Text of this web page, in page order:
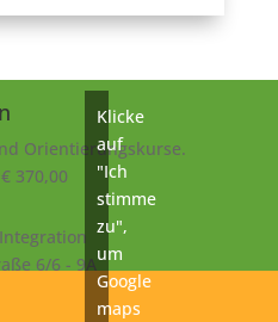
Orientierungskurse.
370,00
6/6 - 9A
Klicke
auf
"Ich
stimme
zu",
um
Google
maps